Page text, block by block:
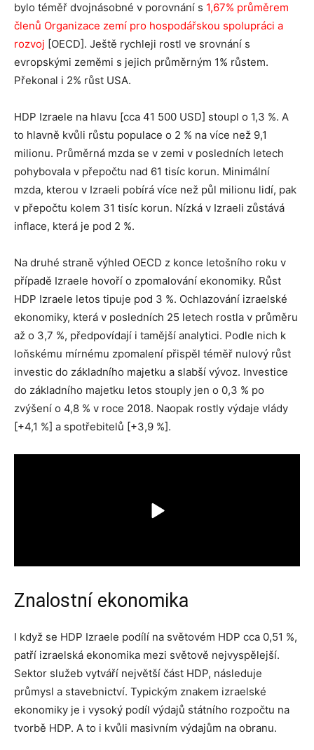
bylo téměř dvojnásobné v porovnání s 1,67% průměrem
členů Organizace zemí pro hospodářskou spolupráci a
rozvoj [OECD]. Ještě rychleji rostl ve srovnání s
evropskými zeměmi s jejich průměrným 1% růstem.
Překonal i 2% růst USA.
HDP Izraele na hlavu [cca 41 500 USD] stoupl o 1,3 %. A
to hlavně kvůli růstu populace o 2 % na více než 9,1
milionu. Průměrná mzda se v zemi v posledních letech
pohybovala v přepočtu nad 61 tisíc korun. Minimální
mzda, kterou v Izraeli pobírá více než půl milionu lidí, pak
v přepočtu kolem 31 tisíc korun. Nízká v Izraeli zůstává
inflace, která je pod 2 %.
Na druhé straně výhled OECD z konce letošního roku v
případě Izraele hovoří o zpomalování ekonomiky. Růst
HDP Izraele letos tipuje pod 3 %. Ochlazování izraelské
ekonomiky, která v posledních 25 letech rostla v průměru
až o 3,7 %, předpovídají i tamější analytici. Podle nich k
loňskému mírnému zpomalení přispěl téměř nulový růst
investic do základního majetku a slabší vývoz. Investice
do základního majetku letos stouply jen o 0,3 % po
zvýšení o 4,8 % v roce 2018. Naopak rostly výdaje vlády
[+4,1 %] a spotřebitelů [+3,9 %].
Znalostní ekonomika
I když se HDP Izraele podílí na světovém HDP cca 0,51 %,
patří izraelská ekonomika mezi světově nejvyspělejší.
Sektor služeb vytváří největší část HDP, následuje
průmysl a stavebnictví. Typickým znakem izraelské
ekonomiky je i vysoký podíl výdajů státního rozpočtu na
tvorbě HDP. A to i kvůli masivním výdajům na obranu.